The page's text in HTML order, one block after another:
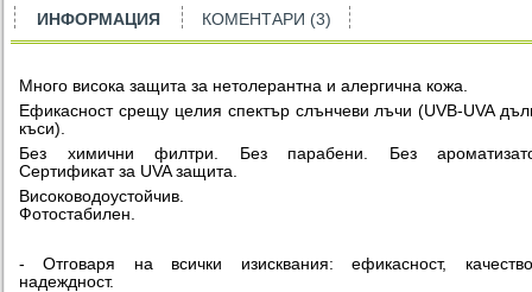
ИНФОРМАЦИЯ КОМЕНТАРИ (3)
Много висока защита за нетолерантна и алергична кожа.
Ефикасност срещу целия спектър слънчеви лъчи (UVB-UVA
къси).
Без химични филтри. Без парабени. Без
Сертификат за UVA защита.
Висоководоустойчив.
Фотостабилен.
- Отговаря на всички изисквания: ефикасност,
надеждност.